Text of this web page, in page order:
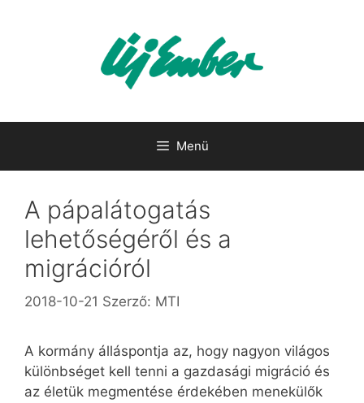
Menü
A pápalátogatás
lehetőségéről és a
migrációról
2018-10-21 Szerző: MTI
A kormány álláspontja az, hogy nagyon világos
különbséget kell tenni a gazdasági migráció és
az életük megmentése érdekében menekülők